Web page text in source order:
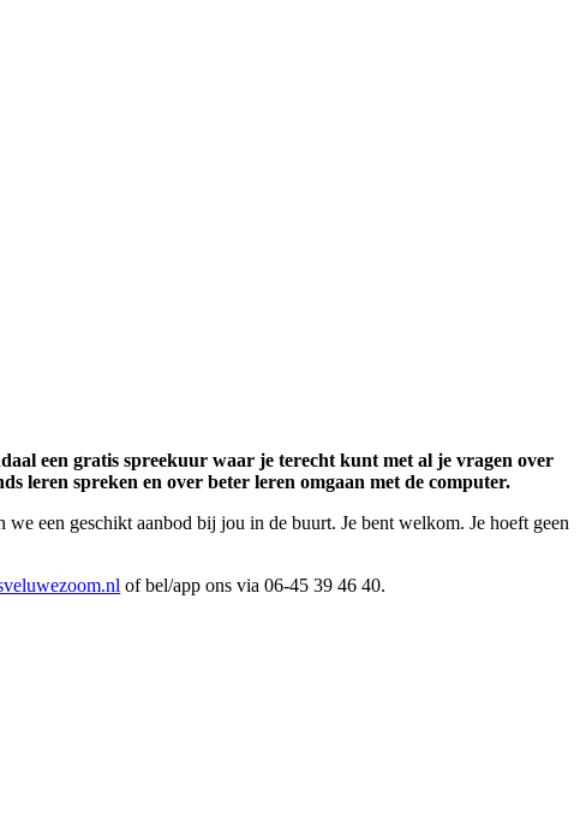
een gratis spreekuur waar je terecht kunt met al je vragen over
leren spreken en over beter leren omgaan met de computer.
een geschikt aanbod bij jou in de buurt. Je bent welkom. Je hoeft geen
of bel/app ons via 06-45 39 46 40.